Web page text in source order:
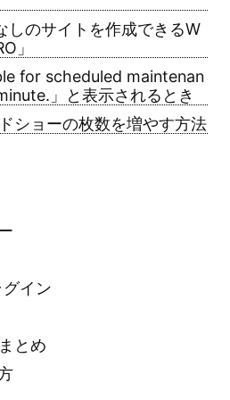
しのサイトを作成できるW
」
for scheduled maintenan
」と表示されるとき
ショーの枚数を増やす方法
イン
とめ